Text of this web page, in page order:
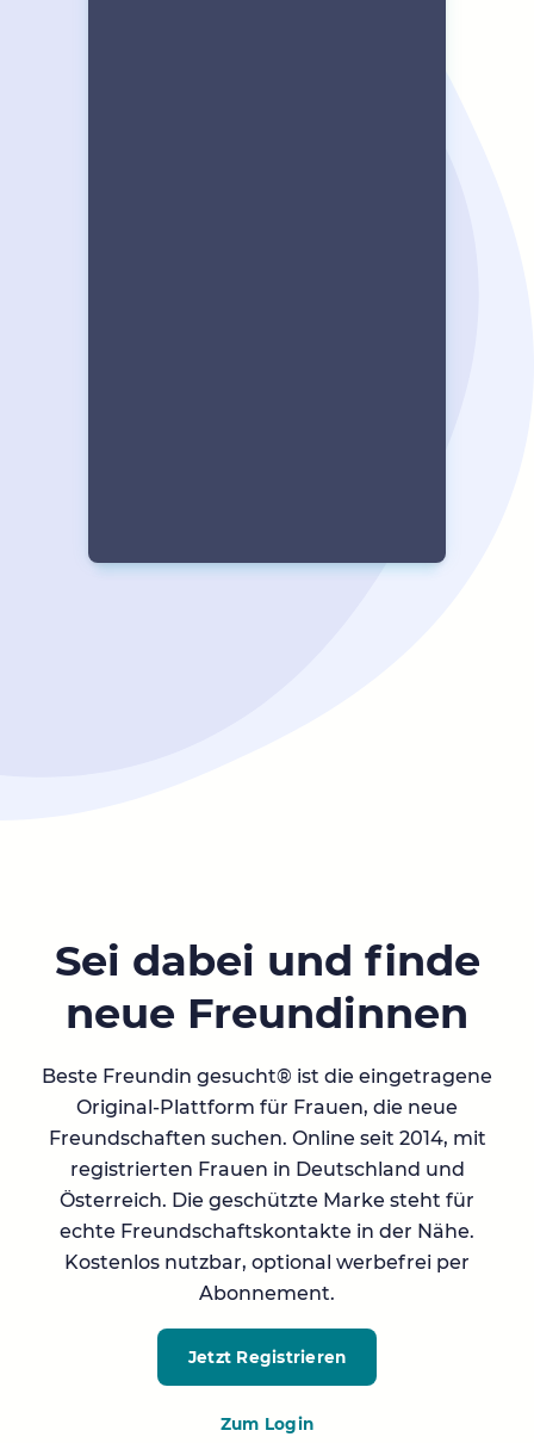
Sei dabei und finde
neue Freundinnen
Beste Freundin gesucht® ist die eingetragene
Original-Plattform für Frauen, die neue
Freundschaften suchen. Online seit 2014, mit
registrierten Frauen in Deutschland und
Österreich. Die geschützte Marke steht für
echte Freundschaftskontakte in der Nähe.
Kostenlos nutzbar, optional werbefrei per
Abonnement.
Jetzt Registrieren
Zum Login